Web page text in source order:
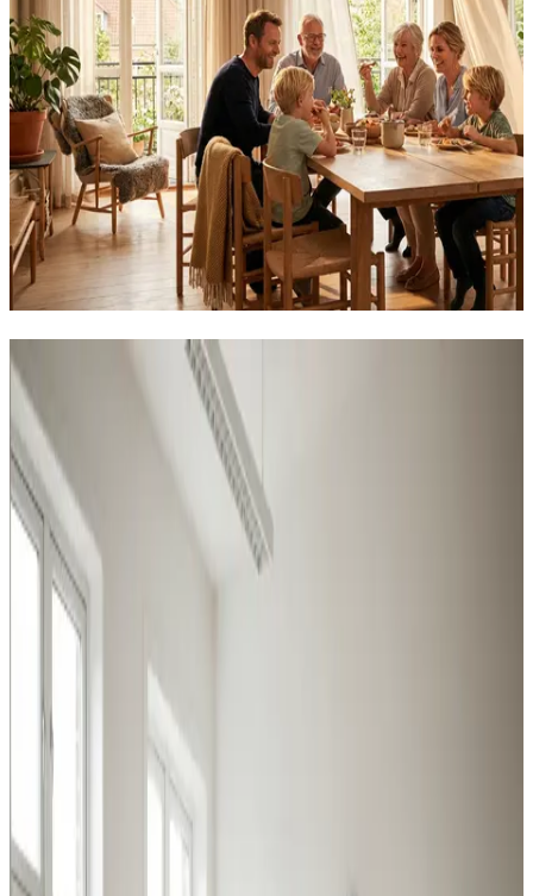
Industriventilation i Tårnby — alle
brancher
Uanset om det er procesudsugning, hal-ventilation eller
behovsstyret kontorluft, har vi løsningen til erhverv og
industri i Tårnby.
Procesventilation
Udsugning ved svejsning, slibning og kemikalier i Tårnby.
Overholder Arbejdstilsynets krav.
Læs mere